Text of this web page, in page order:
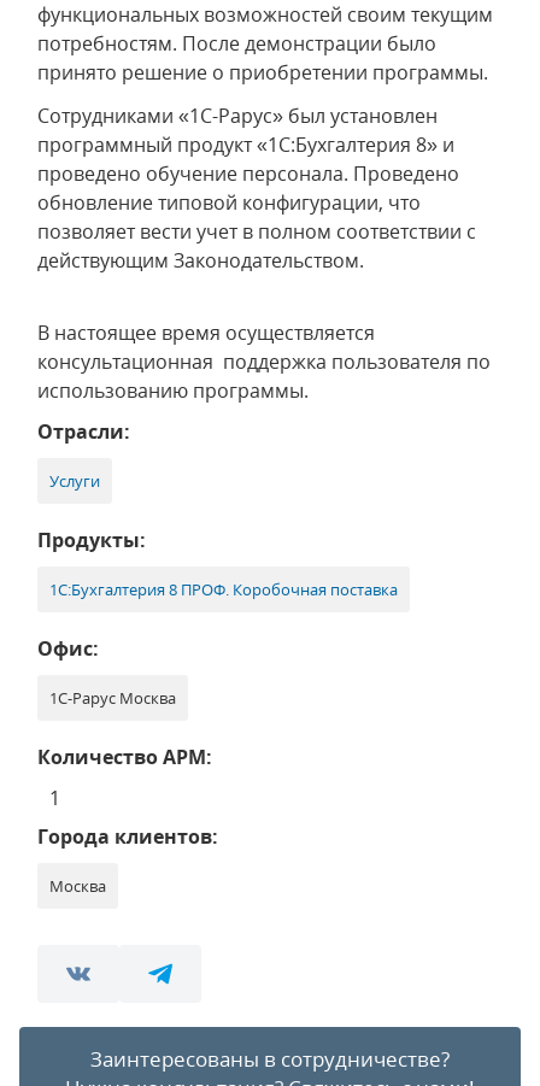
функциональных возможностей своим текущим
потребностям. После демонстрации было
принято решение о приобретении программы.
Сотрудниками «1С-Рарус» был установлен
программный продукт «1С:Бухгалтерия 8» и
проведено обучение персонала. Проведено
обновление типовой конфигурации, что
позволяет вести учет в полном соответствии с
действующим Законодательством.
В настоящее время осуществляется
консультационная поддержка пользователя по
использованию программы.
Отрасли:
Услуги
Продукты:
1С:Бухгалтерия 8 ПРОФ. Коробочная поставка
Офис:
1С-Рарус Москва
Количество АРМ:
1
Города клиентов:
Москва
Заинтересованы в сотрудничестве?